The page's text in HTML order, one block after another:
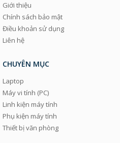
Giới thiệu
Chính sách bảo mật
Điều khoản sử dụng
Liên hệ
CHUYÊN MỤC
Laptop
Máy vi tính (PC)
Linh kiện máy tính
Phụ kiện máy tính
Thiết bị văn phòng